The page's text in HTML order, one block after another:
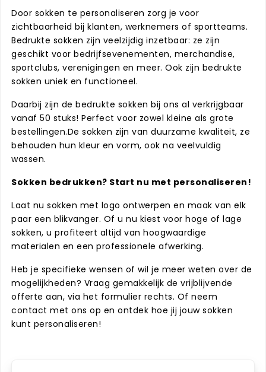
Door sokken te personaliseren zorg je voor
zichtbaarheid bij klanten, werknemers of sportteams.
Bedrukte sokken zijn veelzijdig inzetbaar: ze zijn
geschikt voor bedrijfsevenementen, merchandise,
sportclubs, verenigingen en meer. Ook zijn bedrukte
sokken uniek en functioneel.
Daarbij zijn de bedrukte sokken bij ons al verkrijgbaar
vanaf 50 stuks! Perfect voor zowel kleine als grote
bestellingen.De sokken zijn van duurzame kwaliteit, ze
behouden hun kleur en vorm, ook na veelvuldig
wassen.
Sokken bedrukken? Start nu met personaliseren!
Laat nu sokken met logo ontwerpen en maak van elk
paar een blikvanger. Of u nu kiest voor hoge of lage
sokken, u profiteert altijd van hoogwaardige
materialen en een professionele afwerking.
Heb je specifieke wensen of wil je meer weten over de
mogelijkheden? Vraag gemakkelijk de vrijblijvende
offerte aan, via het formulier rechts. Of neem
contact met ons op en ontdek hoe jij jouw sokken
kunt personaliseren!